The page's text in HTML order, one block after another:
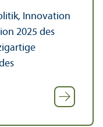
Innovation
2025 des